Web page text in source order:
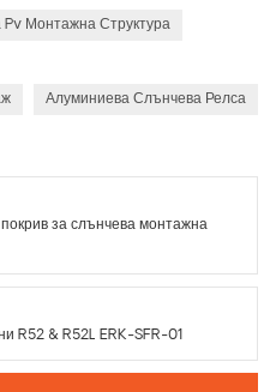
Монтажна Структура
Алуминиева Слънчева Релса
за слънчева монтажна
R52 & R52L ERK-SFR-01